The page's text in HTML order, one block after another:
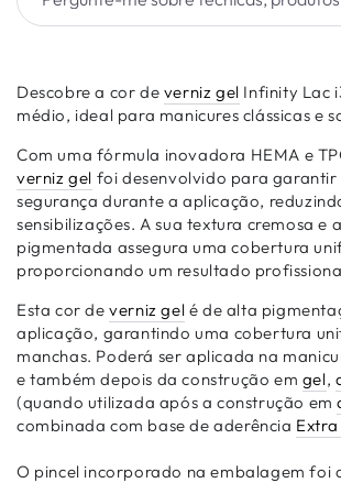
Descobre a cor de verniz gel Infinity Lac
médio, ideal para manicures clássicas e
Com uma fórmula inovadora HEMA e
verniz gel foi desenvolvido para
segurança durante a aplicação,
sensibilizações. A sua textura cremosa e
pigmentada assegura uma cobertura
proporcionando um resultado
Esta cor deverniz gel é de alta
aplicação, garantindo uma cobertura
manchas. Poderá ser aplicada na
e também depois da construção em gel,
(quando utilizada após a construção em
combinada com base de aderência
O pincel incorporado na embalagem foi